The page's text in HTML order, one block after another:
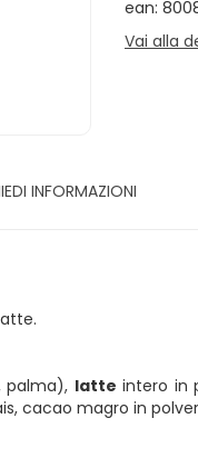
ean:
Vai alla
INFORMAZIONI
palma), latte intero in
cacao magro in